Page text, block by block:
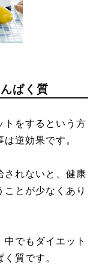
ぱく質
トをするという方
逆効果です。
されないと、健康
とが少なくあり
でもダイエット
質です。